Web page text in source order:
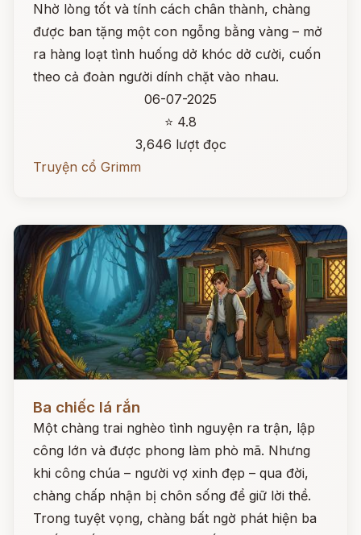
Nhờ lòng tốt và tính cách chân thành, chàng
được ban tặng một con ngỗng bằng vàng – mở
ra hàng loạt tình huống dở khóc dở cười, cuốn
theo cả đoàn người dính chặt vào nhau.
06-07-2025
⭐ 4.8
3,646 lượt đọc
Truyện cổ Grimm
Ba chiếc lá rắn
Một chàng trai nghèo tình nguyện ra trận, lập
công lớn và được phong làm phò mã. Nhưng
khi công chúa – người vợ xinh đẹp – qua đời,
chàng chấp nhận bị chôn sống để giữ lời thề.
Trong tuyệt vọng, chàng bất ngờ phát hiện ba